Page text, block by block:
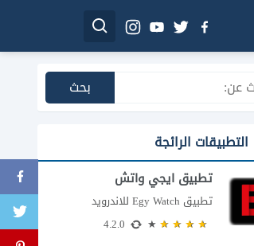
التطبيقات الرائجة
تطبيق ايجي واتش
تطبيق Egy Watch للاندرويد